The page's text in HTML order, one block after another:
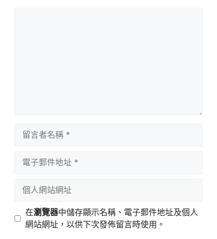
址
站
在瀏覽器中儲存顯示名稱、電子郵件地址及個人
網站網址，以供下次發佈留言時使用。